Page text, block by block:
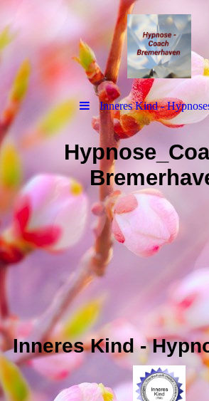
Inneres Kind -
Inneres Kind -